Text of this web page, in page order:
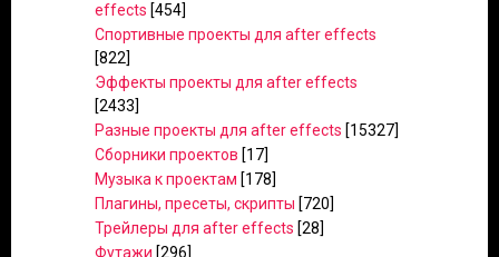
effects [454]
Спортивные проекты для after effects
[822]
Эффекты проекты для after effects
[2433]
Разные проекты для after effects [15327]
Сборники проектов [17]
Музыка к проектам [178]
Плагины, пресеты, скрипты [720]
Трейлеры для after effects [28]
Футажи [296]